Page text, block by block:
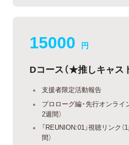
15000 円
Dコース（★推しキャス
支援者限定活動報告
プロローグ編・先行オンライ
2週間）
「REUNION:01」視聴リンク
間）